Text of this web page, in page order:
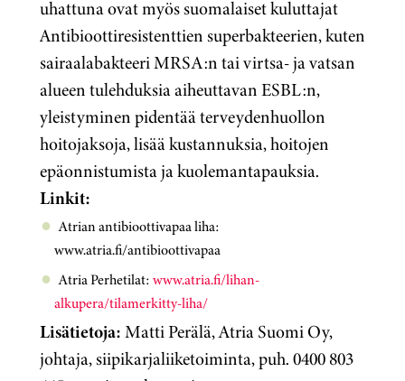
uhattuna ovat myös suomalaiset kuluttajat
Antibioottiresistenttien superbakteerien, kuten
sairaalabakteeri MRSA:n tai virtsa- ja vatsan
alueen tulehduksia aiheuttavan ESBL:n,
yleistyminen pidentää terveydenhuollon
hoitojaksoja, lisää kustannuksia, hoitojen
epäonnistumista ja kuolemantapauksia.
Linkit:
Atrian antibioottivapaa liha:
www.atria.fi/antibioottivapaa
Atria Perhetilat: www.atria.fi/lihan-
alkupera/tilamerkitty-liha/
Lisätietoja:Matti Perälä, Atria Suomi Oy,
johtaja, siipikarjaliiketoiminta, puh. 0400 803